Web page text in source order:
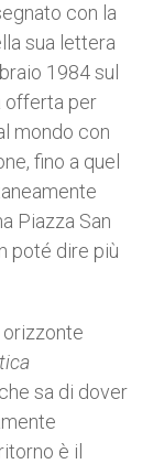
con la
sua lettera
1984 sul
offerta per
mondo con
fino a quel
Piazza San
poté dire più
orizzonte
che sa di dover
è il